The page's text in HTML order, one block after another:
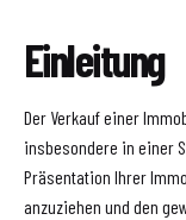
Einleitung
Der Verkauf einer
insbesondere in einer
Präsentation Ihrer
anzuziehen und den